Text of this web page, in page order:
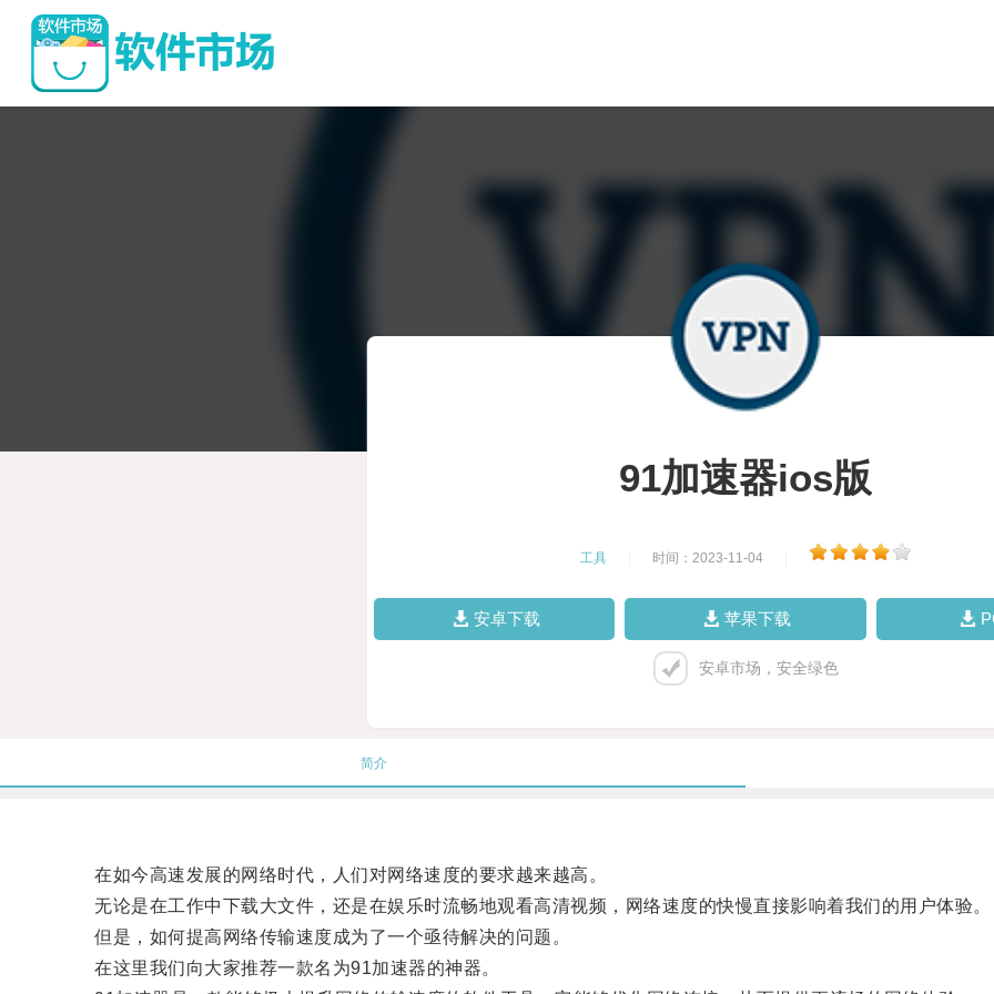
91加速器ios版
工具 时间：2023-11-04
安卓下载 苹果下载
安卓市场，安全绿色
简介
在如今高速发展的网络时代，人们对网络速度的要求越来越高。
无论是在工作中下载大文件，还是在娱乐时流畅地观看高清视频，网络速度的快慢直接影响着我们的用户体验。
但是，如何提高网络传输速度成为了一个亟待解决的问题。
在这里我们向大家推荐一款名为91加速器的神器。